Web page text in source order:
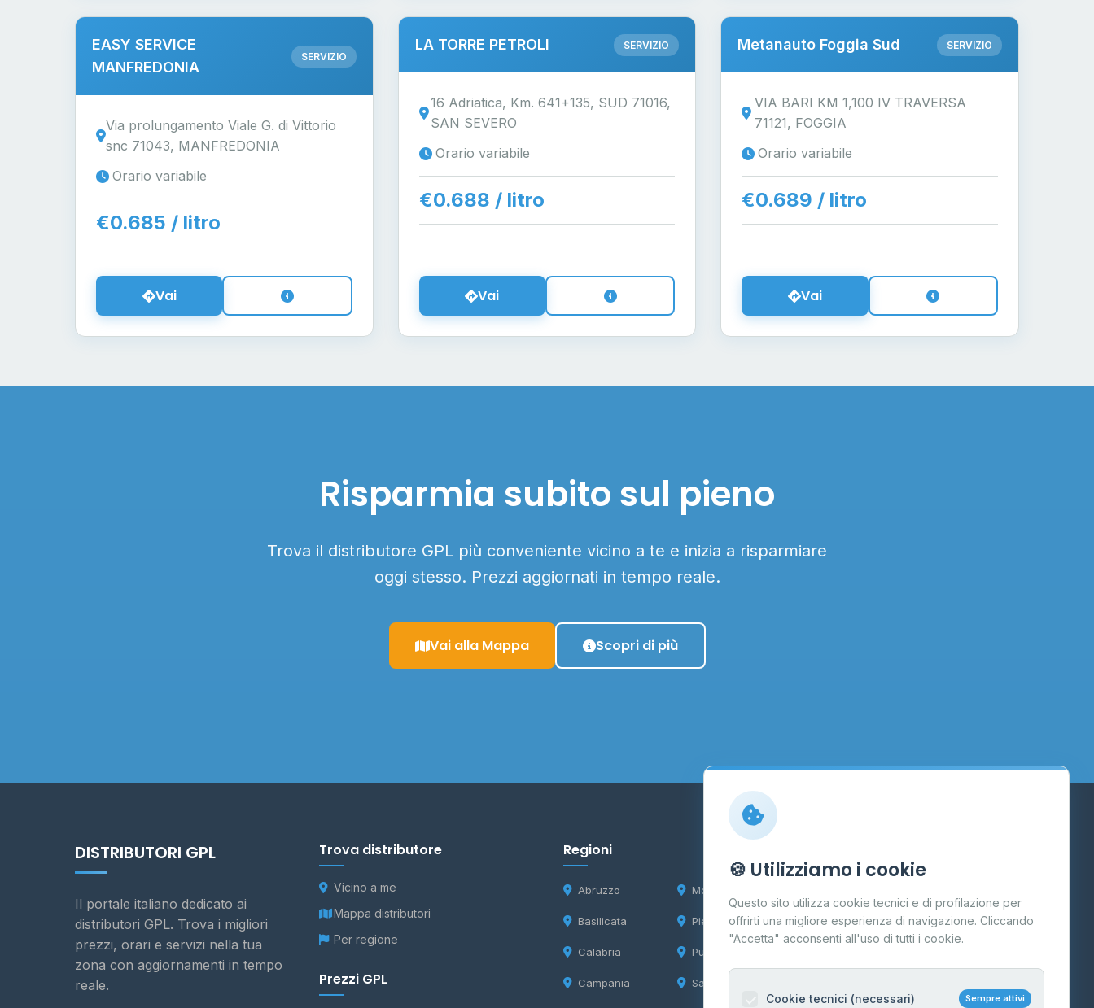
EASY SERVICE
MANFREDONIA
SERVIZIO
Via prolungamento Viale G. di Vittorio
snc 71043, MANFREDONIA
Orario variabile
€0.685 / litro
Vai
LA TORRE PETROLI SERVIZIO
16 Adriatica, Km. 641+135, SUD 71016,
SAN SEVERO
Orario variabile
€0.688 / litro
Vai
Metanauto Foggia Sud SERVIZIO
VIA BARI KM 1,100 IV TRAVERSA
71121, FOGGIA
Orario variabile
€0.689 / litro
Vai
Risparmia subito sul pieno
Trova il distributore GPL più conveniente vicino a te e inizia a risparmiare
oggi stesso. Prezzi aggiornati in tempo reale.
Vai alla Mappa Scopri di più
DISTRIBUTORI GPL
Il portale italiano dedicato ai
distributori GPL. Trova i migliori
prezzi, orari e servizi nella tua
zona con aggiornamenti in tempo
reale.
Trova distributore
Vicino a me
Mappa distributori
Per regione
Prezzi GPL
Regioni
Abruzzo
Basilicata
Calabria
Campania
Molise
Piemonte
Puglia
Sardegna
Contatti
Per gestori
🍪 Utilizziamo i cookie
Questo sito utilizza cookie tecnici e di profilazione per
offrirti una migliore esperienza di navigazione. Cliccando
"Accetta" acconsenti all'uso di tutti i cookie.
Cookie tecnici (necessari) Sempre attivi